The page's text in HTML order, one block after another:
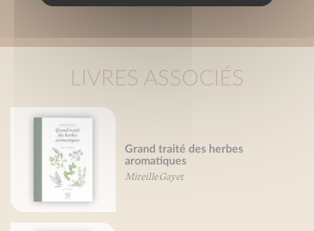
LIVRES ASSOCIÉS
Grand traité des herbes
aromatiques
Mireille Gayet